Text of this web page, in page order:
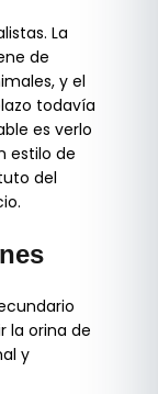
La
de
y el
todavía
es verlo
estilo de
del
la orina de
y